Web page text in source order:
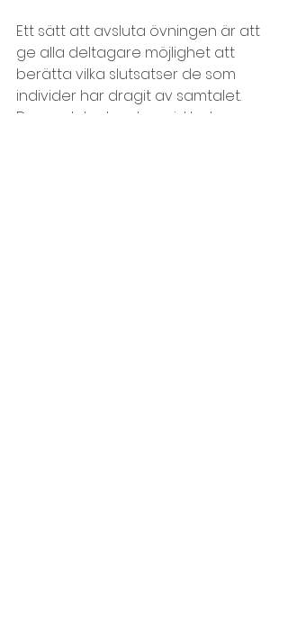
Ett sätt att avsluta övningen är att
ge alla deltagare möjlighet att
berätta vilka slutsatser de som
individer har dragit av samtalet.
Dessa slutsatser kan vid behov